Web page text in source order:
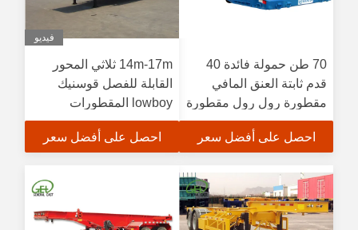
70 طن حمولة فائدة 40
قدم ثابتة العنق المافي
مقطورة رول رول مقطورة
احصل على أفضل سعر
فيديو
14m-17m ثلاثي المحور
القابلة للفصل قوسنيك
lowboy المقطورات
للشحنات الطويلة والثقيلة
احصل على أفضل سعر